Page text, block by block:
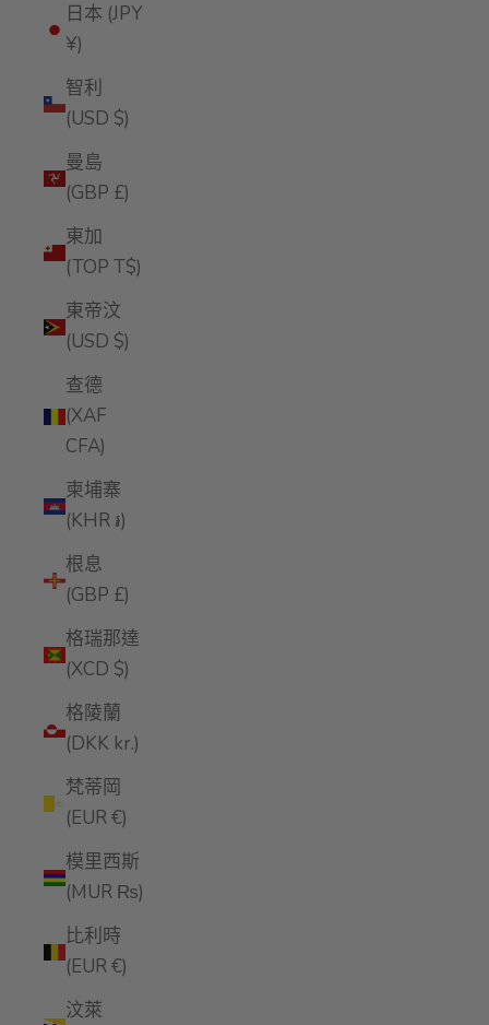
日本 (JPY
¥)
智利
(USD $)
曼島
(GBP £)
東加
(TOP T$)
東帝汶
(USD $)
查德
(XAF
CFA)
柬埔寨
(KHR ៛)
根息
(GBP £)
格瑞那達
(XCD $)
格陵蘭
(DKK kr.)
梵蒂岡
(EUR €)
模里西斯
(MUR ₨)
比利時
(EUR €)
汶萊